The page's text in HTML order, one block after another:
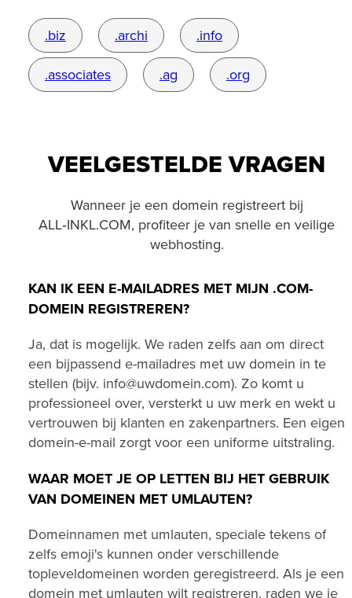
.biz .archi .info
.associates .ag .org
VEELGESTELDE VRAGEN
Wanneer je een domein registreert bij
ALL‑INKL.COM, profiteer je van snelle en veilige
webhosting.
KAN IK EEN E-MAILADRES MET MIJN .COM-
DOMEIN REGISTREREN?
Ja, dat is mogelijk. We raden zelfs aan om direct
een bijpassend e-mailadres met uw domein in te
stellen (bijv. info@uwdomein.com). Zo komt u
professioneel over, versterkt u uw merk en wekt u
vertrouwen bij klanten en zakenpartners. Een eigen
domein-e-mail zorgt voor een uniforme uitstraling.
WAAR MOET JE OP LETTEN BIJ HET GEBRUIK
VAN DOMEINEN MET UMLAUTEN?
Domeinnamen met umlauten, speciale tekens of
zelfs emoji's kunnen onder verschillende
topleveldomeinen worden geregistreerd. Als je een
domein met umlauten wilt registreren, raden we je